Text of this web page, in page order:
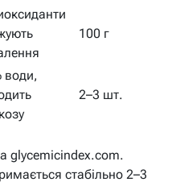
100 г
води,
2–3 шт.
glycemicindex.com.
стабільно 2–3